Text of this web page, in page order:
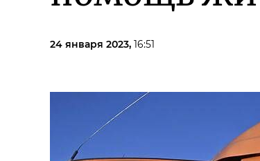
24 января 2023, 16:51